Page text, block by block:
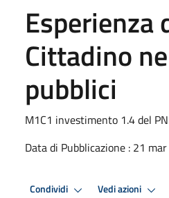
Esperienza
Cittadino
pubblici
M1C1 investimento 1.4 del
Data di Pubblicazione : 21
Condividi Vedi azioni